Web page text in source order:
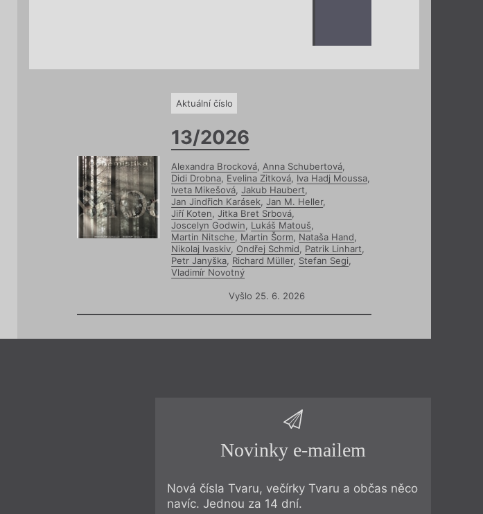
Aktuální číslo
13/2026
Alexandra Brocková, Anna Schubertová,
Didi Drobna, Evelina Zitková, Iva Hadj Moussa,
Iveta Mikešová, Jakub Haubert,
Jan Jindřich Karásek, Jan M. Heller,
Jiří Koten, Jitka Bret Srbová,
Joscelyn Godwin, Lukáš Matouš,
Martin Nitsche, Martin Šorm, Nataša Hand,
Nikolaj Ivaskiv, Ondřej Schmid, Patrik Linhart,
Petr Janyška, Richard Müller, Stefan Segi,
Vladimír Novotný
Vyšlo 25. 6. 2026
Novinky e-mailem
Nová čísla Tvaru, večírky Tvaru a občas něco
navíc. Jednou za 14 dní.